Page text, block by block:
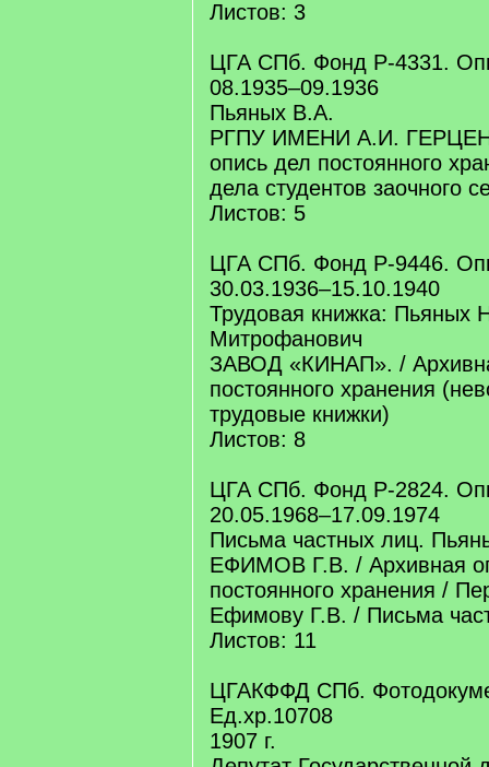
Листов: 3
ЦГА СПб. Фонд Р-4331.
08.1935–09.1936
Пьяных В.А.
РГПУ ИМЕНИ А.И.
опись дел постоянного
дела студентов заочного
Листов: 5
ЦГА СПб. Фонд Р-9446.
30.03.1936–15.10.1940
Трудовая книжка: Пьяных
Митрофанович
ЗАВОД «КИНАП». /
постоянного хранения
трудовые книжки)
Листов: 8
ЦГА СПб. Фонд Р-2824.
20.05.1968–17.09.1974
Письма частных лиц.
ЕФИМОВ Г.В. / Архивная
постоянного хранения /
Ефимову Г.В. / Письма
Листов: 11
ЦГАКФФД СПб.
Ед.хр.10708
1907 г.